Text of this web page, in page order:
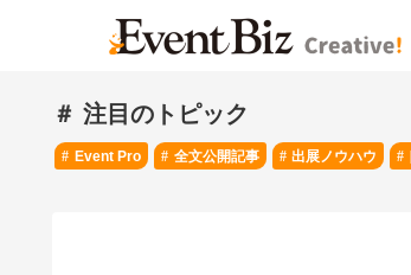
＃ 注目のトピック
Event Pro 全文公開記事 出展ノウハウ